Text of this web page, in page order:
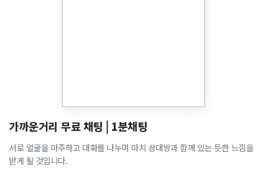
가까운거리 무료 채팅 | 1분채팅
서로 얼굴을 마주하고 대화를 나누며 마치 상대방과 함께 있는 듯한 느낌을
받게 될 것입니다.